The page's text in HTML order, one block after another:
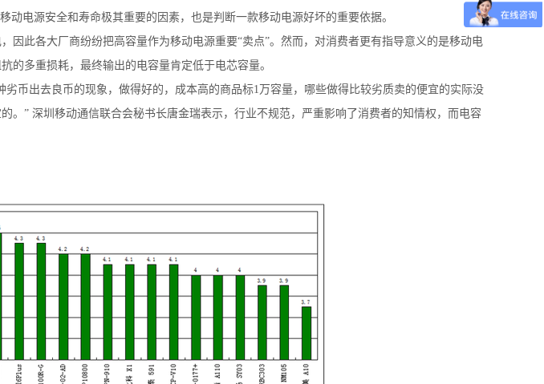
电源安全和寿命极其重要的因素，也是判断一款移动电源好坏的重要依据。
此各大厂商纷纷把高容量作为移动电源重要“卖点”。然而，对消费者更有指导意义的是移动电
的多重损耗，最终输出的电容量肯定低于电芯容量。
出去良币的现象，做得好的，成本高的商品标1万容量，哪些做得比较劣质卖的便宜的实际没
。” 深圳移动通信联合会秘书长唐金瑞表示，行业不规范，严重影响了消费者的知情权，而电容